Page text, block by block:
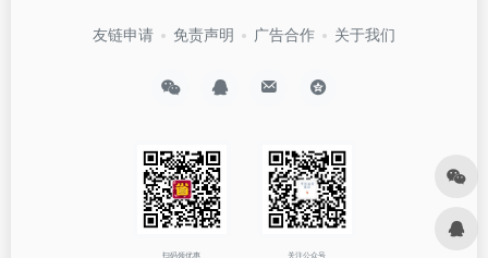
友链申请 免责声明 广告合作 关于我们
扫码领优惠 关注公众号